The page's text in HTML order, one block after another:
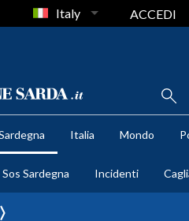
Italy ACCEDI
Italia Mondo
Sos Sardegna Incidenti